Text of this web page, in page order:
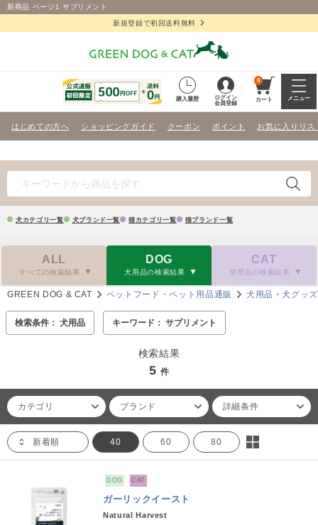
新商品 ページ1 サプリメント
新規登録で初回送料無料
購入履歴
ログイン
会員登録
0
カート メニュー
はじめての方へ ショッピングガイド クーポン ポイント お気に入りリス
犬カテゴリ一覧 犬ブランド一覧 猫カテゴリ一覧 猫ブランド一覧
ALL
すべての検索結果
DOG
犬用品の検索結果
CAT
猫用品の検索結果
GREEN DOG & CAT ペットフード・ペット用品通販 犬用品・犬グッズ
検索条件： 犬用品 キーワード： サプリメント
検索結果
5 件
カテゴリ ブランド 詳細条件
新着順 40 60 80
DOG CAT
ガーリックイースト
Natural Harvest